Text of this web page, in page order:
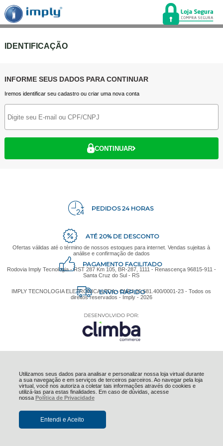
Utilizamos seus dados para analisar e personalizar nossa loja virtual durante
a sua navegação e em serviços de terceiros parceiros. Ao navegar pela loja
virtual, você nos autoriza a coletar tais informações através do cookies e
utilizá-las para estas finalidades. Em caso de dúvidas, acesse
nossa Política de Privacidade
Entendi e Aceito
IDENTIFICAÇÃO
INFORME SEUS DADOS PARA CONTINUAR
Iremos identificar seu cadastro ou criar uma nova conta
CONTINUAR
PEDIDOS 24 HORAS
ATÉ 20% DE DESCONTO
PAGAMENTO FACILITADO
ENVIO RÁPIDO
Ofertas válidas até o término de nossos estoques para internet. Vendas sujeitas à
análise e confirmação de dados
Rodovia Imply Tecnologia - RST 287 Km 105, BR-287, 1111 - Renascença 96815-911 -
Santa Cruz do Sul - RS
IMPLY TECNOLOGIA ELETRONICA LTDA - CNPJ 05.681.400/0001-23 - Todos os
direitos reservados - Imply - 2026